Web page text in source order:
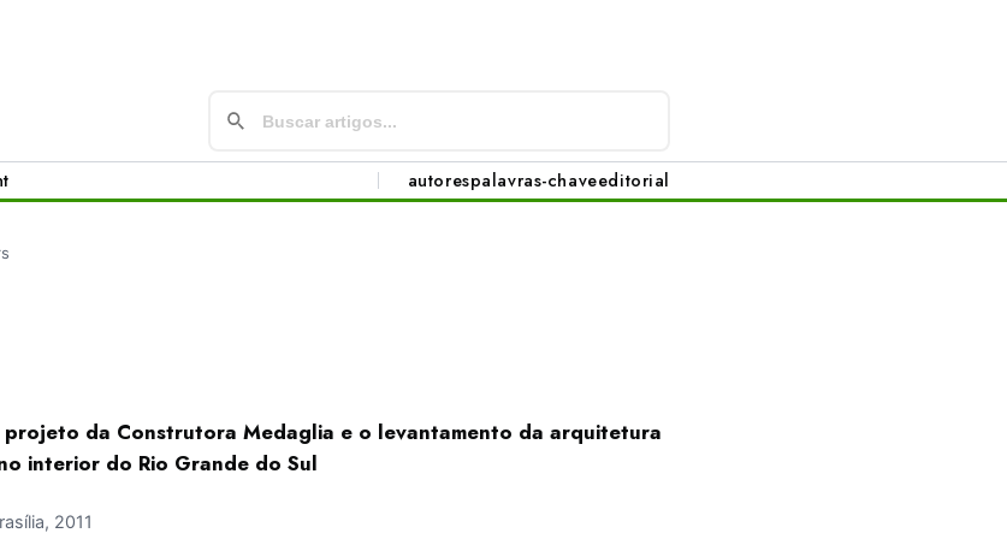
autorespalavras-chaveeditorial
da Construtora Medaglia e o levantamento da arquitetura
interior do Rio Grande do Sul
2011